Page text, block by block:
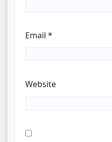
Email *
Website